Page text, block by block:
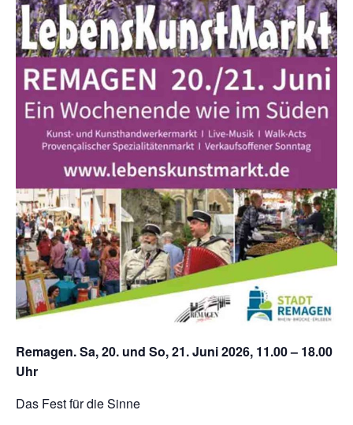
Remagen. Sa, 20. und So, 21. Juni 2026, 11.00 – 18.00
Uhr
Das Fest für die Sinne